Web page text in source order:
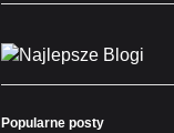
Popularne posty